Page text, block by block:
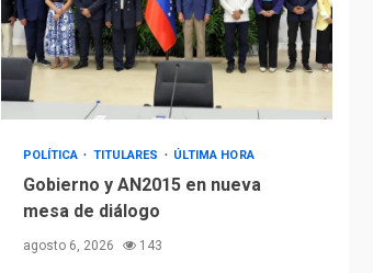
POLÍTICA TITULARES ÚLTIMA HORA
Gobierno y AN2015 en nueva
mesa de diálogo
agosto 6, 2026 143